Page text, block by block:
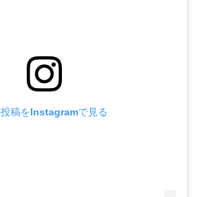
投稿をInstagramで見る